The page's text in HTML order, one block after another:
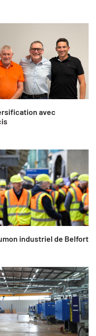
avec
industriel de Belfort